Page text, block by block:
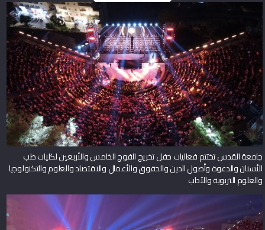
جامعة القدس تختتم فعاليات حفل تخريج الفوج الخامس والأربعين لكليات طب
الأسنان والدعوة وأصول الدين والحقوق والأعمال والاقتصاد والعلوم والتكنولوجيا
والعلوم التربوية والآداب